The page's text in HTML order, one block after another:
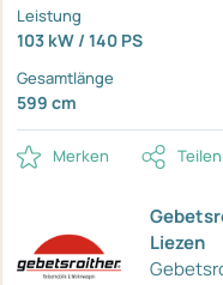
Leistung
103 kW / 140 PS
Gesamtlänge
599 cm
Merken Teilen
Liezen